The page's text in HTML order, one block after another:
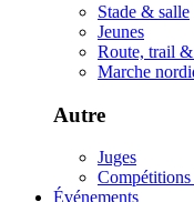
Stade & salle
Jeunes
Route, trail &
Marche
Autre
Juges
Compétitions
Événements